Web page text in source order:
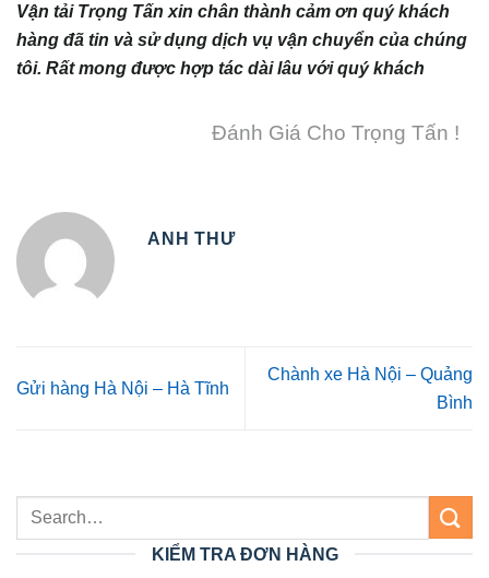
Vận tải Trọng Tấn xin chân thành cảm ơn quý khách
hàng đã tin và sử dụng dịch vụ vận chuyển của chúng
tôi. Rất mong được hợp tác dài lâu với quý khách
Đánh Giá Cho Trọng Tấn !
ANH THƯ
Gửi hàng Hà Nội – Hà Tĩnh
Chành xe Hà Nội – Quảng
Bình
KIỂM TRA ĐƠN HÀNG